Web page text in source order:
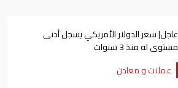
عاجل| سعر الدولار الأمريكي يسجل أدنى
مستوى له منذ 3 سنوات
عملات و معادن